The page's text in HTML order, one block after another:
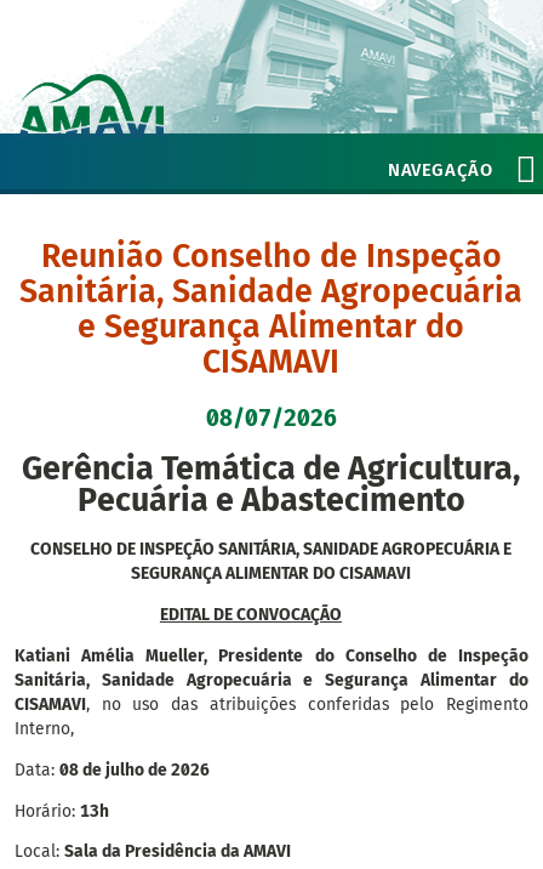
NAVEGAÇÃO
Reunião Conselho de Inspeção
Sanitária, Sanidade Agropecuária
e Segurança Alimentar do
CISAMAVI
08/07/2026
Gerência Temática de Agricultura,
Pecuária e Abastecimento
CONSELHO DE INSPEÇÃO SANITÁRIA, SANIDADE AGROPECUÁRIA E
SEGURANÇA ALIMENTAR DO CISAMAVI
EDITAL DE CONVOCAÇÃO
Katiani Amélia Mueller, Presidente do Conselho de Inspeção
Sanitária, Sanidade Agropecuária e Segurança Alimentar do
CISAMAVI, no uso das atribuições conferidas pelo Regimento
Interno,
Data: 08 de julho de 2026
Horário: 13h
Local: Sala da Presidência da AMAVI